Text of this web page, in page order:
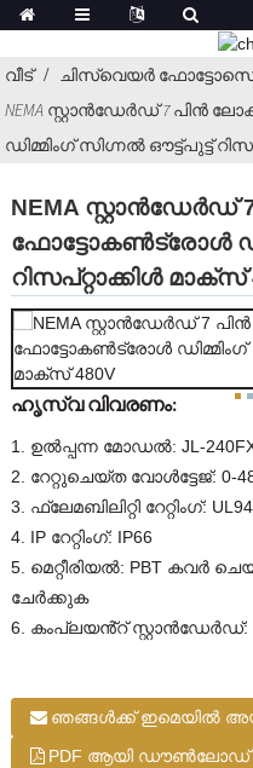
വീട്
ചിസ്വെയർ
NEMA സ്റ്റാൻഡേർഡ് 7 പിൻ
ഡിമ്മിംഗ് സിഗ്നൽ ഔട്ട്പുട്ട്
NEMA സ്റ്റാൻഡേർഡ്
ഫോട്ടോകൺട്രോൾ
റിസപ്റ്റാക്കിൾ മാക്സ്
ഹൃസ്വ വിവരണം:
1. ഉൽപ്പന്ന മോഡൽ: JL-
2. റേറ്റുചെയ്ത വോൾട്ടേജ്: 0-
3. ഫ്ലേമബിലിറ്റി റേറ്റിംഗ്:
4. IP റേറ്റിംഗ്: IP66
5. മെറ്റീരിയൽ: PBT കവർ
ചേർക്കുക
6. കംപ്ലയൻ്റ് സ്റ്റാൻഡേർഡ്:
ഞങ്ങൾക്ക് ഇമെയിൽ
PDF ആയി